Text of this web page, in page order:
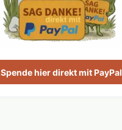
Spende hier direkt mit PayPal